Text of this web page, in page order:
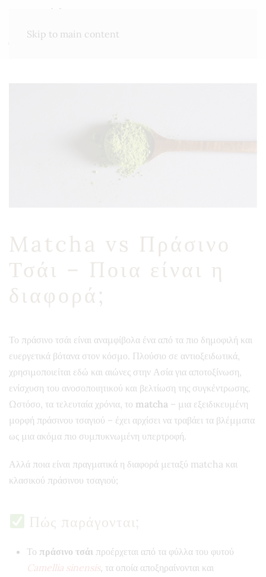
Skip to main content
Matcha vs Πράσινο
Τσάι – Ποια είναι η
διαφορά;
Το πράσινο τσάι είναι αναμφίβολα ένα από τα πιο δημοφιλή και
ευεργετικά βότανα στον κόσμο. Πλούσιο σε αντιοξειδωτικά,
χρησιμοποιείται εδώ και αιώνες στην Ασία για αποτοξίνωση,
ενίσχυση του ανοσοποιητικού και βελτίωση της συγκέντρωσης.
Ωστόσο, τα τελευταία χρόνια, το matcha – μια εξειδικευμένη
μορφή πράσινου τσαγιού – έχει αρχίσει να τραβάει τα βλέμματα
ως μια ακόμα πιο συμπυκνωμένη υπερτροφή.
Αλλά ποια είναι πραγματικά η διαφορά μεταξύ matcha και
κλασικού πράσινου τσαγιού;
Πώς παράγονται;
Το πράσινο τσάι προέρχεται από τα φύλλα του φυτού
Camellia sinensis, τα οποία αποξηραίνονται και